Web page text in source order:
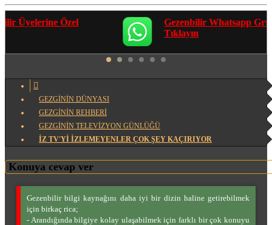
Gezenbilir Whatsapp Grupları'na Katılmak İçin
GEZGİNİN DÜNYASI
GEZGİNİN REHBERİ
GEZGİNİN TELEVİZYON GÜNLÜĞÜ
İZ TV'YI İZLEMEYENLER ÇOK ŞEY KAÇIRIYOR
Konuya cevap ver
Gezenbilir bilgi kaynağını daha iyi bir dizin haline getirebilmek
için birkaç rica;
- Arandığında bilgiye kolay ulaşabilmek için farklı bir çok konuyu